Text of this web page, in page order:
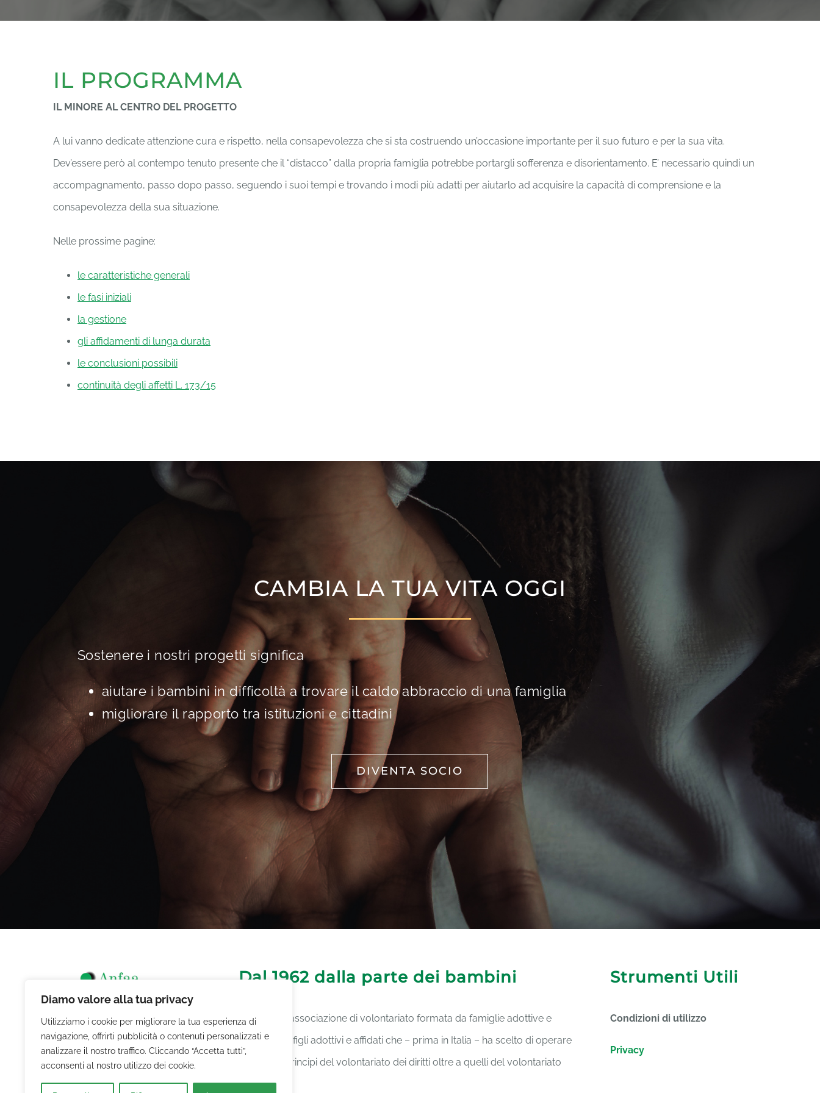
Diamo valore alla tua privacy
Utilizziamo i cookie per migliorare la tua esperienza di
navigazione, offrirti pubblicità o contenuti personalizzati e
analizzare il nostro traffico. Cliccando “Accetta tutti”,
acconsenti al nostro utilizzo dei cookie.
IL PROGRAMMA
IL MINORE AL CENTRO DEL PROGETTO
A lui vanno dedicate attenzione cura e rispetto, nella consapevolezza che si sta costruendo un’occasione importante per il suo futuro e per la sua vita.
Dev’essere però al contempo tenuto presente che il “distacco” dalla propria famiglia potrebbe portargli sofferenza e disorientamento. E’ necessario quindi un
accompagnamento, passo dopo passo, seguendo i suoi tempi e trovando i modi più adatti per aiutarlo ad acquisire la capacità di comprensione e la
consapevolezza della sua situazione.
Nelle prossime pagine:
le caratteristiche generali
le fasi iniziali
la gestione
gli affidamenti di lunga durata
le conclusioni possibili
continuità degli affetti L. 173/15
CAMBIA LA TUA VITA OGGI
Sostenere i nostri progetti significa
aiutare i bambini in difficoltà a trovare il caldo abbraccio di una famiglia
migliorare il rapporto tra istituzioni e cittadini
DIVENTA SOCIO
Seguici sui Social
Dal 1962 dalla parte dei bambini
Siamo una associazione di volontariato formata da famiglie adottive e
affidatarie e figli adottivi e affidati che – prima in Italia – ha scelto di operare
secondo i principi del volontariato dei diritti oltre a quelli del volontariato
sociale.
Strumenti Utili
Condizioni di utilizzo
Privacy